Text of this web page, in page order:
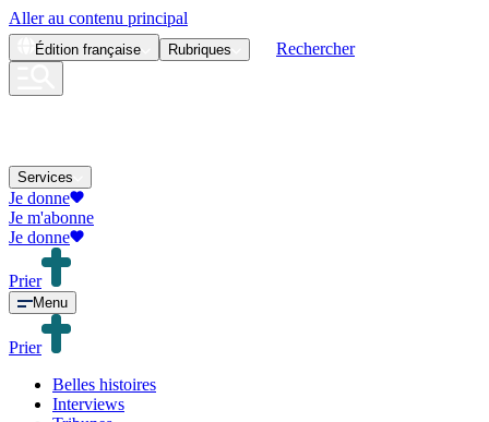
Aller au contenu principal
Édition française Rubriques Rechercher
Services
Je donne
Je m'abonne
Je donne
Prier
Menu
Prier
Belles histoires
Interviews